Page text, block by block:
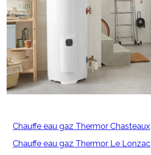
Chauffe eau gaz Thermor Chasteaux
Chauffe eau gaz Thermor Le Lonzac